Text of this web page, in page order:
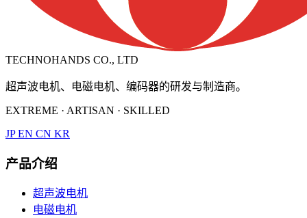
TECHNOHANDS CO., LTD
超声波电机、电磁电机、编码器的研发与制造商。
EXTREME · ARTISAN · SKILLED
JPEN CN KR
产品介绍
超声波电机
电磁电机